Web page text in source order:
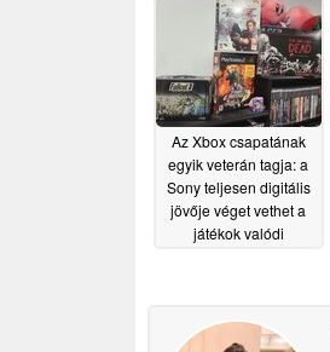
Az Xbox csapatának
egyik veterán tagja: a
Sony teljesen digitális
jövője véget vethet a
játékok valódi